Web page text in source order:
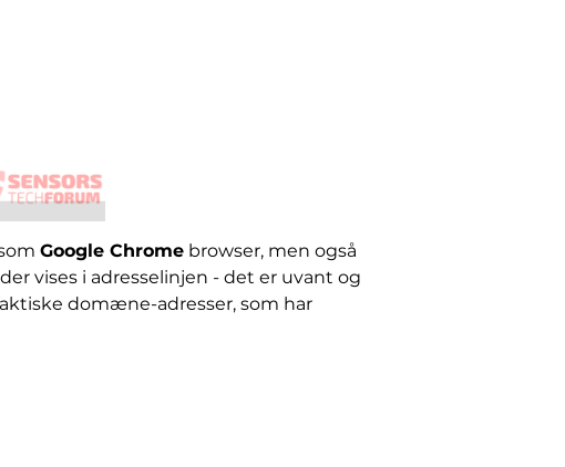
Google Chrome browser, men også
vises i adresselinjen - det er uvant og
domæne-adresser, som har